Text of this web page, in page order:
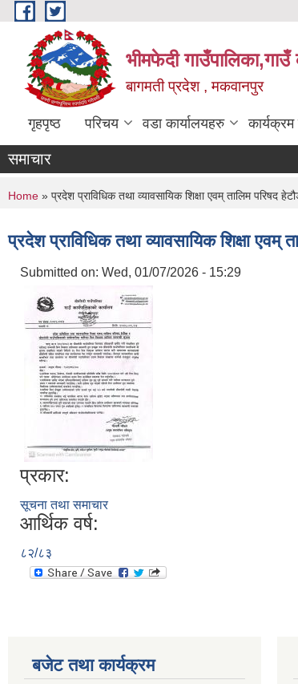
Skip to main content
भीमफेदी गाउँपालिका,गाउँ
बागमती प्रदेश , मकवानपुर
गृहपृष्ठ परिचय वडा कार्यालयहरु कार्यक्रम
समाचार
You are here
Home » प्रदेश प्राविधिक तथा व्यावसायिक शिक्षा एवम् तालिम परिषद
प्रदेश प्राविधिक तथा व्यावसायिक शिक्षा एवम्
Submitted on: Wed, 01/07/2026 - 15:29
प्रकार:
सूचना तथा समाचार
आर्थिक वर्ष:
८२/८३
बजेट तथा कार्यक्रम